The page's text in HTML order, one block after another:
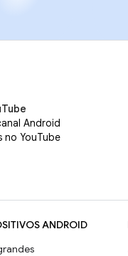
Android
no YouTube
ANDROID